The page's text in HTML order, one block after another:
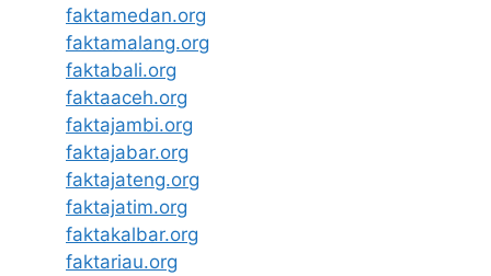
faktamedan.org
faktamalang.org
faktabali.org
faktaaceh.org
faktajambi.org
faktajabar.org
faktajateng.org
faktajatim.org
faktakalbar.org
faktariau.org